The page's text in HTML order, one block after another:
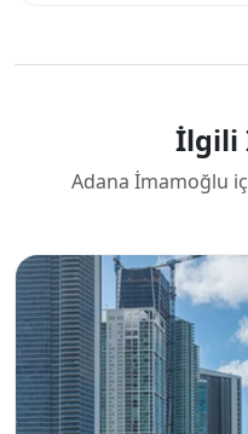
İlgili
Adana İmamoğlu